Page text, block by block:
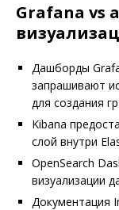
Grafana vs
Дашборды
запрашивают
для создания
Kibana
слой внутри
OpenSearch
визуализации
Документация